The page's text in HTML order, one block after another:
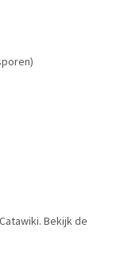
Bekijk de